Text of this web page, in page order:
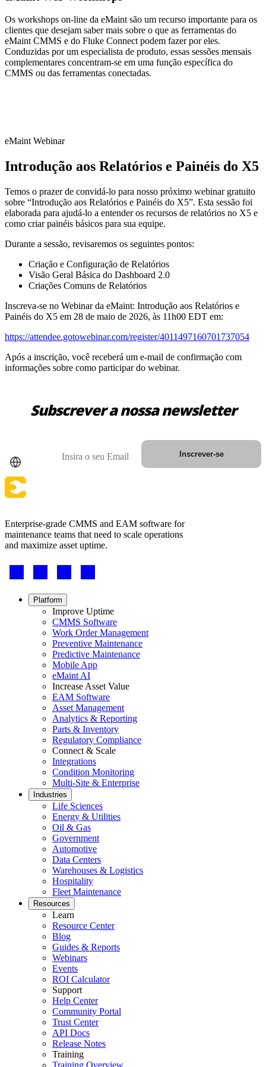
Software CMMS
Facilite a gestão da manutenção
Gestão de Ordens de Serviço
Planeje, atribua e acompanhe até a conclusão
Manutenção Preventiva
Programe trabalhos recorrentes, evite falhas
Manufatura
Discreta e de processo — OEE, tempo de parada, produtividade
Alimentos e Bebidas
FDA, higienização, rastreabilidade, controle de alérgenos
Ciências da Vida
GxP, 21 CFR Parte 11, pronto para validação
Blog
Perspectiva de profissionais, semanal
White Papers
Conteúdo extenso, com e sem cadastro
Webinars
Ao vivo e sob demanda
Central de Ajuda
Portal de Sucesso do Cliente
Perguntas e respostas entre clientes
Segurança, conformidade, hospedagem
Documentação da API
Para desenvolvedores e proprietários de plataforma
Notas de Versão
TREINAMENTO
Visão Geral do Treinamento
Central filtrável — comece aqui
Bootcamps ao Vivo
Com instrutor, turmas agendadas
Sob Demanda
Vídeo no seu ritmo, trilha de certificação
Certificação
Valide as habilidades de CMMS da sua equipe
eMaint University
Currículo completo, todos os níveis
SERVIÇOS
Ecossistema de Confiabilidade Fluke
Como os produtos funcionam juntos
Parceiros
Revendedores, tecnologia, entrega
Busca de Parceiros
Ver todos os parceiros
Vendas, suporte, escritórios regionais
Central de Recursos
Pesquise e filtre todo o conteúdo que publicamos
Leia mais
Os workshops on-line da eMaint são um recurso importante para os
clientes que desejam saber mais sobre o que as ferramentas do
eMaint CMMS e do Fluke Connect podem fazer por eles.
Conduzidas por um especialista de produto, essas sessões mensais
complementares concentram-se em uma função específica do
CMMS ou das ferramentas conectadas.
eMaint Webinar
Introdução aos Relatórios e Painéis do X5
Temos o prazer de convidá-lo para nosso próximo webinar gratuito
sobre “Introdução aos Relatórios e Painéis do X5”. Esta sessão foi
elaborada para ajudá-lo a entender os recursos de relatórios no X5 e
como criar painéis básicos para sua equipe.
Durante a sessão, revisaremos os seguintes pontos:
Criação e Configuração de Relatórios
Visão Geral Básica do Dashboard 2.0
Criações Comuns de Relatórios
Inscreva-se no Webinar da eMaint: Introdução aos Relatórios e
Painéis do X5 em 28 de maio de 2026, às 11h00 EDT em:
https://attendee.gotowebinar.com/register/4011497160701737054
Após a inscrição, você receberá um e-mail de confirmação com
informações sobre como participar do webinar.
Subscrever a nossa newsletter
Inscrever-se
Enterprise-grade CMMS and EAM software for
maintenance teams that need to scale operations
and maximize asset uptime.
Footer
Footer Platform
Improve Uptime
CMMS Software
Work Order Management
Preventive Maintenance
Predictive Maintenance
Mobile App
eMaint AI
Increase Asset Value
EAM Software
Asset Management
Analytics & Reporting
Parts & Inventory
Regulatory Compliance
Connect & Scale
Integrations
Condition Monitoring
Multi-Site & Enterprise
Industries
Life Sciences
Energy & Utilities
Oil & Gas
Government
Automotive
Data Centers
Warehouses & Logistics
Hospitality
Fleet Maintenance
Resources
Learn
Resource Center
Blog
Guides & Reports
Webinars
Events
ROI Calculator
Support
Help Center
Community Portal
Trust Center
API Docs
Release Notes
Training